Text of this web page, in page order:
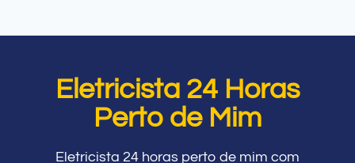
Eletricista 24 Horas
Perto de Mim
Eletricista 24 horas perto de mim com